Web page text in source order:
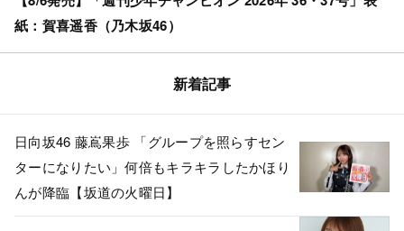
紙：賀喜遥香（乃木坂46）
新着記事
日向坂46 藤嶌果歩 「グループを照らすセン
ターになりたい」何倍もキラキラしたかほり
んが降臨【坂道の火曜日】